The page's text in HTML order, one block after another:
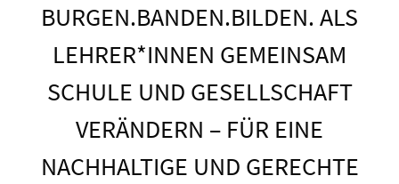
BURGEN.BANDEN.BILDEN. ALS
LEHRER*INNEN GEMEINSAM
SCHULE UND GESELLSCHAFT
VERÄNDERN – FÜR EINE
NACHHALTIGE UND GERECHTE